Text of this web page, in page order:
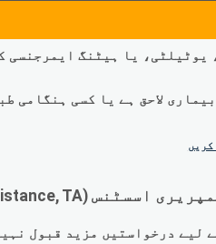
یوٹیلٹی، یا ہیٹنگ
لاحق ہے یا کسی ہنگامی طبی
کریں